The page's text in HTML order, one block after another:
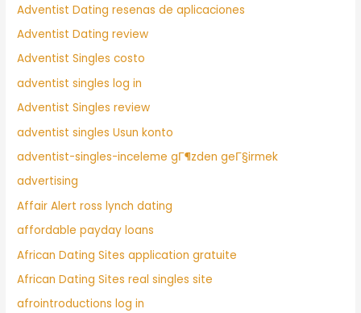
Adventist Dating resenas de aplicaciones
Adventist Dating review
Adventist Singles costo
adventist singles log in
Adventist Singles review
adventist singles Usun konto
adventist-singles-inceleme gГ¶zden geГ§irmek
advertising
Affair Alert ross lynch dating
affordable payday loans
African Dating Sites application gratuite
African Dating Sites real singles site
afrointroductions log in